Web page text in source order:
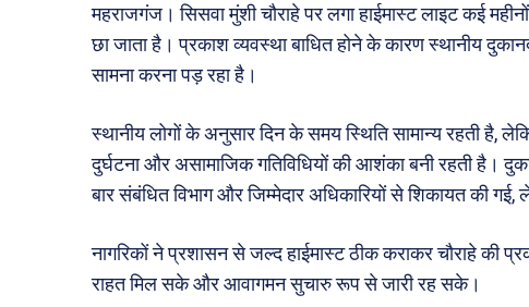
महराजगंज। सिसवा मुंशी चौराहे पर लगा हाईमास्ट लाइट कई
छा जाता है। प्रकाश व्यवस्था बाधित होने के कारण स्थानीय
सामना करना पड़ रहा है।
स्थानीय लोगों के अनुसार दिन के समय स्थिति सामान्य रहती है,
दुर्घटना और असामाजिक गतिविधियों की आशंका बनी रहती है।
बार संबंधित विभाग और जिम्मेदार अधिकारियों से शिकायत की
नागरिकों ने प्रशासन से जल्द हाईमास्ट ठीक कराकर चौराहे की
राहत मिल सके और आवागमन सुचारु रूप से जारी रह सके।